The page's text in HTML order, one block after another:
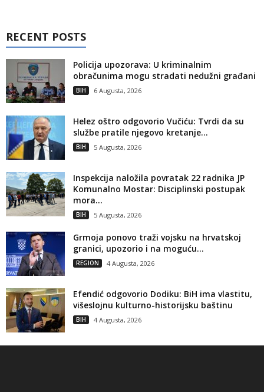
RECENT POSTS
Policija upozorava: U kriminalnim
obračunima mogu stradati nedužni građani
BIH 6 Augusta, 2026
Helez oštro odgovorio Vučiću: Tvrdi da su
službe pratile njegovo kretanje...
BIH 5 Augusta, 2026
Inspekcija naložila povratak 22 radnika JP
Komunalno Mostar: Disciplinski postupak
mora...
BIH 5 Augusta, 2026
Grmoja ponovo traži vojsku na hrvatskoj
granici, upozorio i na moguću...
REGION 4 Augusta, 2026
Efendić odgovorio Dodiku: BiH ima vlastitu,
višeslojnu kulturno-historijsku baštinu
BIH 4 Augusta, 2026